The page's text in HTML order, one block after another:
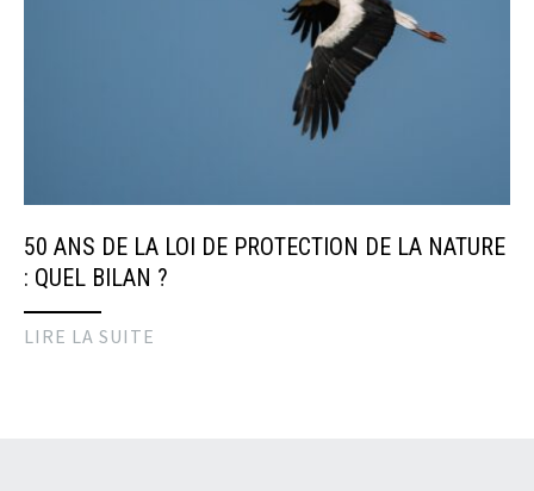
50 ANS DE LA LOI DE PROTECTION DE LA NATURE
: QUEL BILAN ?
LIRE LA SUITE